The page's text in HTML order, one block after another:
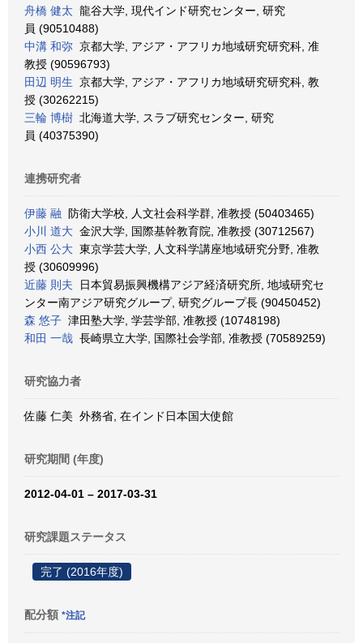
舟橋 健太 龍谷大学, 現代インド研究センター, 研究
員 (90510488)
中溝 和弥 京都大学, アジア・アフリカ地域研究研究科, 准
教授 (90596793)
田辺 明生 京都大学, アジア・アフリカ地域研究研究科, 教
授 (30262215)
三輪 博樹 北海道大学, スラブ研究センター, 研究
員 (40375390)
連携研究者
伊藤 融 防衛大学校, 人文社会科学群, 准教授 (50403465)
小川 道大 金沢大学, 国際基幹教育院, 准教授 (30712567)
小西 公大 東京学芸大学, 人文科学講座地域研究分野, 准教
授 (30609996)
近藤 則夫 日本貿易振興機構アジア経済研究所, 地域研究セ
ンター南アジア研究グループ, 研究グループ長 (90450452)
森 悠子 津田塾大学, 学芸学部, 准教授 (10748198)
和田 一哉 長崎県立大学, 国際社会学部, 准教授 (70589259)
研究協力者
佐藤 仁美 外務省, 在インド日本国大使館
研究期間 (年度)
2012-04-01 – 2017-03-31
研究課題ステータス
完了 (2016年度)
配分額 *注記